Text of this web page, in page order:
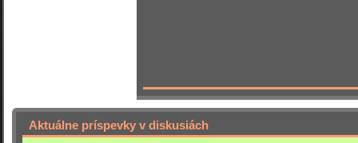
Aktuálne príspevky v diskusiách